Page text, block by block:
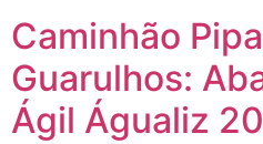
Caminhão
Guarulhos:
Ágil Águaliz